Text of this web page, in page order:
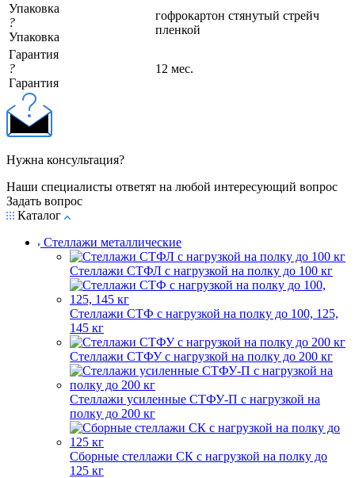
Упаковка
?
Упаковка
гофрокартон стянутый стрейч
пленкой
Гарантия
?
Гарантия
12 мес.
Нужна консультация?
Наши специалисты ответят на любой интересующий вопрос
Задать вопрос
Каталог
Стеллажи металлические
Стеллажи СТФЛ с нагрузкой на полку до 100 кг
Стеллажи СТФ с нагрузкой на полку до 100, 125,
145 кг
Стеллажи СТФУ с нагрузкой на полку до 200 кг
Стеллажи усиленные СТФУ-П с нагрузкой на
полку до 200 кг
Сборные стеллажи СК с нагрузкой на полку до
125 кг